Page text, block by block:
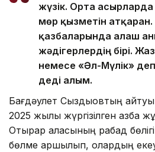
жүзік. Орта
мөр қызметін
қазбаларында алғаш
жәдігерлердің бірі.
немесе «Әл-Мүлік»
деді ғалым.
Бағдәулет Сыздықовтың
2025 жылы жүргізілген қазба
Отырар қаласының рабад
бөлме аршылып, олардың